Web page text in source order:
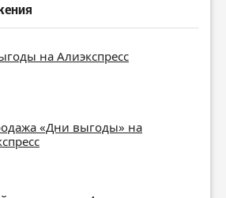
на Алиэкспресс
«Дни выгоды» на